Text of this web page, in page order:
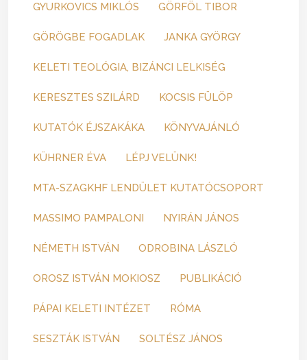
GYURKOVICS MIKLÓS GÖRFÖL TIBOR
GÖRÖGBE FOGADLAK JANKA GYÖRGY
KELETI TEOLÓGIA, BIZÁNCI LELKISÉG
KERESZTES SZILÁRD KOCSIS FÜLÖP
KUTATÓK ÉJSZAKÁKA KÖNYVAJÁNLÓ
KÜHRNER ÉVA LÉPJ VELÜNK!
MTA-SZAGKHF LENDÜLET KUTATÓCSOPORT
MASSIMO PAMPALONI NYIRÁN JÁNOS
NÉMETH ISTVÁN ODROBINA LÁSZLÓ
OROSZ ISTVÁN MOKIOSZ PUBLIKÁCIÓ
PÁPAI KELETI INTÉZET RÓMA
SESZTÁK ISTVÁN SOLTÉSZ JÁNOS